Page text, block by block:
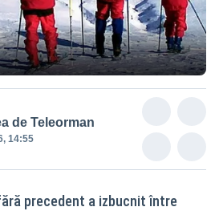
de Teleorman
14:55
precedent a izbucnit între